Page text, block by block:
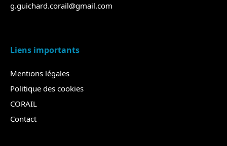
g.guichard.corail@gmail.com
Liens importants
Mentions légales
Politique des cookies
CORAIL
Contact